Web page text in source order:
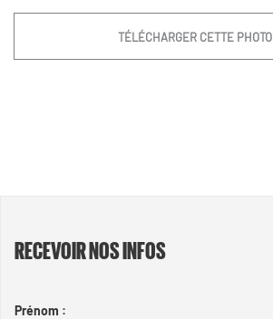
TÉLÉCHARGER CETTE PHOTO
RECEVOIR NOS INFOS
Prénom :